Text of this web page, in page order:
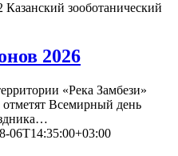
Казанский зооботанический
2026
«Река Замбези»
отметят Всемирный день
06T14:35:00+03:00